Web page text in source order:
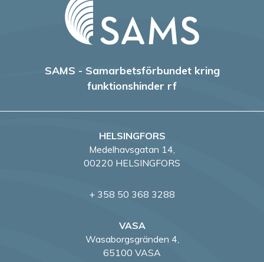
SAMS - Samarbetsförbundet kring
funktionshinder rf
HELSINGFORS
Medelhavsgatan 14,
00220 HELSINGFORS
+ 358 50 368 3288
VASA
Wasaborgsgränden 4,
65100 VASA